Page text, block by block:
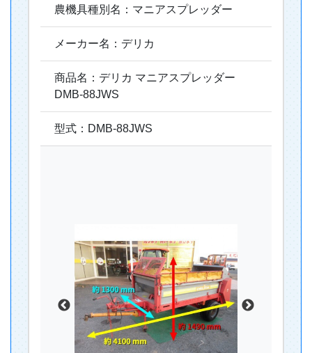
農機具種別名：マニアスプレッダー
メーカー名：デリカ
商品名：デリカ マニアスプレッダー
DMB-88JWS
型式：DMB-88JWS